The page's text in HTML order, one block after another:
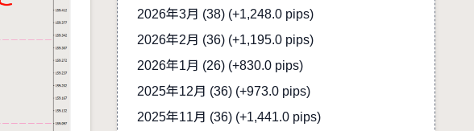
2026年3月 (38) (+1,248.0 pips)
2026年2月 (36) (+1,195.0 pips)
2026年1月 (26) (+830.0 pips)
2025年12月 (36) (+973.0 pips)
2025年11月 (36) (+1,441.0 pips)